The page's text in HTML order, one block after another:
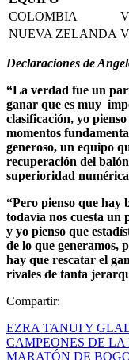
COLOMBIA
NUEVA ZELANDA
Declaraciones de
“La verdad fue un
ganar que es muy
clasificación, yo
momentos
generoso, un equipo
recuperación del
superioridad
“Pero pienso que hay
todavía nos cuesta un
y yo pienso que
de lo que generamos,
hay que rescatar el
rivales de tanta
Compartir:
EZRA TANUI Y
CAMPEONES DE
MARATÓN DE